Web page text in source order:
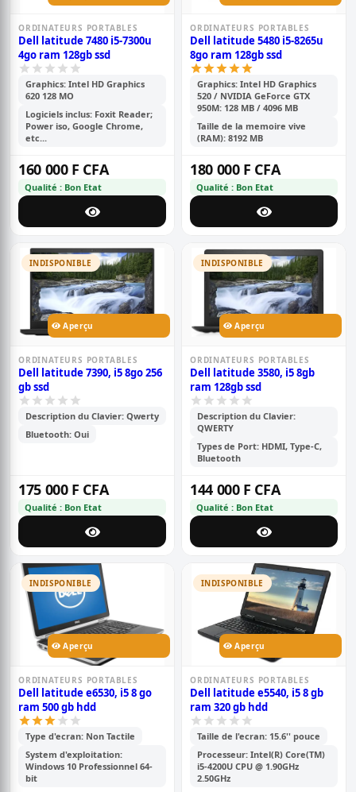
ORDINATEURS PORTABLES
Dell latitude 7480 i5-7300u
4go ram 128gb ssd
Graphics: Intel HD Graphics
620 128 MO
Logiciels inclus: Foxit Reader;
Power iso, Google Chrome,
etc...
160 000 F CFA
Qualité : Bon Etat
ORDINATEURS PORTABLES
Dell latitude 5480 i5-8265u
8go ram 128gb ssd
Graphics: Intel HD Graphics
520 / NVIDIA GeForce GTX
950M: 128 MB / 4096 MB
Taille de la memoire vive
(RAM): 8192 MB
180 000 F CFA
Qualité : Bon Etat
INDISPONIBLE
Aperçu
ORDINATEURS PORTABLES
Dell latitude 7390, i5 8go 256
gb ssd
Description du Clavier: Qwerty
Bluetooth: Oui
175 000 F CFA
Qualité : Bon Etat
INDISPONIBLE
Aperçu
ORDINATEURS PORTABLES
Dell latitude 3580, i5 8gb
ram 128gb ssd
Description du Clavier:
QWERTY
Types de Port: HDMI, Type-C,
Bluetooth
144 000 F CFA
Qualité : Bon Etat
INDISPONIBLE
Aperçu
ORDINATEURS PORTABLES
Dell latitude e6530, i5 8 go
ram 500 gb hdd
Type d'ecran: Non Tactile
System d'exploitation:
Windows 10 Professionnel 64-
bit
INDISPONIBLE
Aperçu
ORDINATEURS PORTABLES
Dell latitude e5540, i5 8 gb
ram 320 gb hdd
Taille de l'ecran: 15.6'' pouce
Processeur: Intel(R) Core(TM)
i5-4200U CPU @ 1.90GHz
2.50GHz